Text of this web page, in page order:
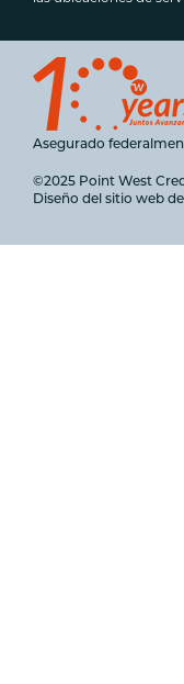
Asegurado
©2025 Point West
Diseño del sitio web